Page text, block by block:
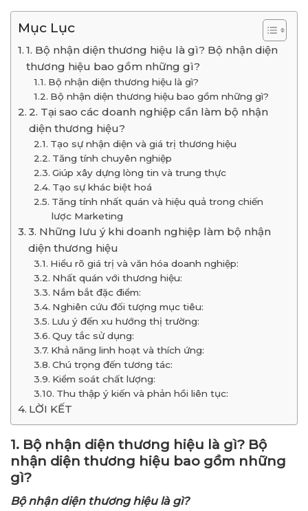
Mục Lục
1. Bộ nhận diện thương hiệu là gì? Bộ nhận diện
thương hiệu bao gồm những gì?
Bộ nhận diện thương hiệu là gì?
Bộ nhận diện thương hiệu bao gồm những gì?
2. Tại sao các doanh nghiệp cần làm bộ nhận
diện thương hiệu?
Tạo sự nhận diện và giá trị thương hiệu
Tăng tính chuyên nghiệp
Giúp xây dựng lòng tin và trung thực
Tạo sự khác biệt hoá
Tăng tính nhất quán và hiệu quả trong chiến
lược Marketing
3. Những lưu ý khi doanh nghiệp làm bộ nhận
diện thương hiệu
Hiểu rõ giá trị và văn hóa doanh nghiệp:
Nhất quán với thương hiệu:
Nắm bắt đặc điểm:
Nghiên cứu đối tượng mục tiêu:
Lưu ý đến xu hướng thị trường:
Quy tắc sử dụng:
Khả năng linh hoạt và thích ứng:
Chú trọng đến tương tác:
Kiểm soát chất lượng:
Thu thập ý kiến và phản hồi liên tục:
LỜI KẾT
1. Bộ nhận diện thương hiệu là gì? Bộ
nhận diện thương hiệu bao gồm những
gì?
Bộ nhận diện thương hiệu là gì?